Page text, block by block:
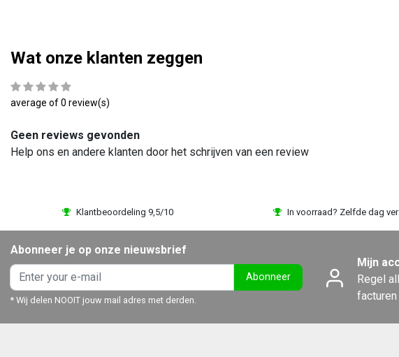
Wat onze klanten zeggen
average of 0 review(s)
Geen reviews gevonden
Help ons en andere klanten door het schrijven van een review
Klantbeoordeling 9,5/10 In voorraad? Zelfde dag
Abonneer je op onze nieuwsbrief
Abonneer
* Wij delen NOOIT jouw mail adres met derden.
Mijn
Regel